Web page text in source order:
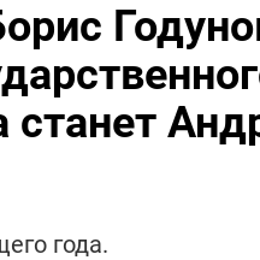
станет
года.